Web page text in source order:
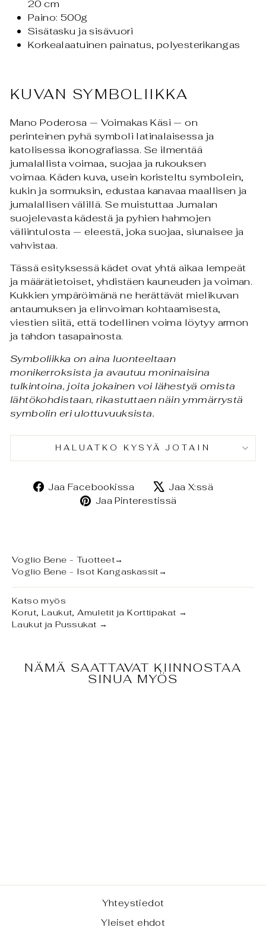
20 cm
Paino: 500g
Sisätasku ja sisävuori
Korkealaatuinen painatus, polyesterikangas
KUVAN SYMBOLIIKKA
Mano Poderosa — Voimakas Käsi — on
perinteinen pyhä symboli latinalaisessa ja
katolisessa ikonografiassa. Se ilmentää
jumalallista voimaa, suojaa ja rukouksen
voimaa. Käden kuva, usein koristeltu symbolein,
kukin ja sormuksin, edustaa kanavaa maallisen ja
jumalallisen välillä. Se muistuttaa Jumalan
suojelevasta kädestä ja pyhien hahmojen
väliintulosta — eleestä, joka suojaa, siunaisee ja
vahvistaa.
Tässä esityksessä kädet ovat yhtä aikaa lempeät
ja määrätietoiset, yhdistäen kauneuden ja voiman.
Kukkien ympäröimänä ne herättävät mielikuvan
antaumuksen ja elinvoiman kohtaamisesta,
viestien siitä, että todellinen voima löytyy armon
ja tahdon tasapainosta.
Symboliikka on aina luonteeltaan
monikerroksista ja avautuu moninaisina
tulkintoina, joita jokainen voi lähestyä omista
lähtökohdistaan, rikastuttaen näin ymmärrystä
symbolin eri ulottuvuuksista.
HALUATKO KYSYÄ JOTAIN
Jaa Facebookissa
Jaa
Facebookissa
Jaa X:ssä
Jaa Pinterestissä
Voglio Bene - Tuotteet→
Voglio Bene - Isot Kangaskassit→
Katso myös
Korut, Laukut, Amuletit ja Korttipakat →
Laukut ja Pussukat →
NÄMÄ SAATTAVAT KIINNOSTAA
SINUA MYÖS
Yhteystiedot
Yleiset ehdot